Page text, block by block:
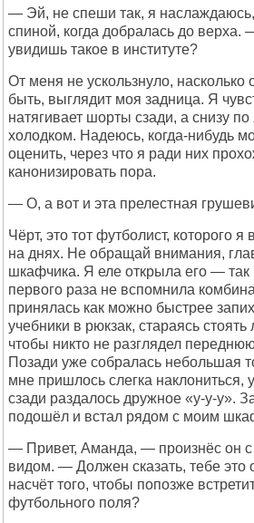
— Эй, не спеши так, я
спиной, когда добралась до верха.
увидишь такое в институте?
От меня не ускользнуло, насколько
быть, выглядит моя задница. Я
натягивает шорты сзади, а снизу по
холодком. Надеюсь, когда-нибудь
оценить, через что я ради них
канонизировать пора.
— О, а вот и эта прелестная
Чёрт, это тот футболист, которого я
на днях. Не обращай внимания,
шкафчика. Я еле открыла его — так
первого раза не вспомнила
принялась как можно быстрее
учебники в рюкзак, стараясь
чтобы никто не разглядел
Позади уже собралась небольшая
мне пришлось слегка наклониться,
сзади раздалось дружное «у-у-у».
подошёл и встал рядом с моим
— Привет, Аманда, — произнёс он
видом. — Должен сказать, тебе это
насчёт того, чтобы попозже
футбольного поля?